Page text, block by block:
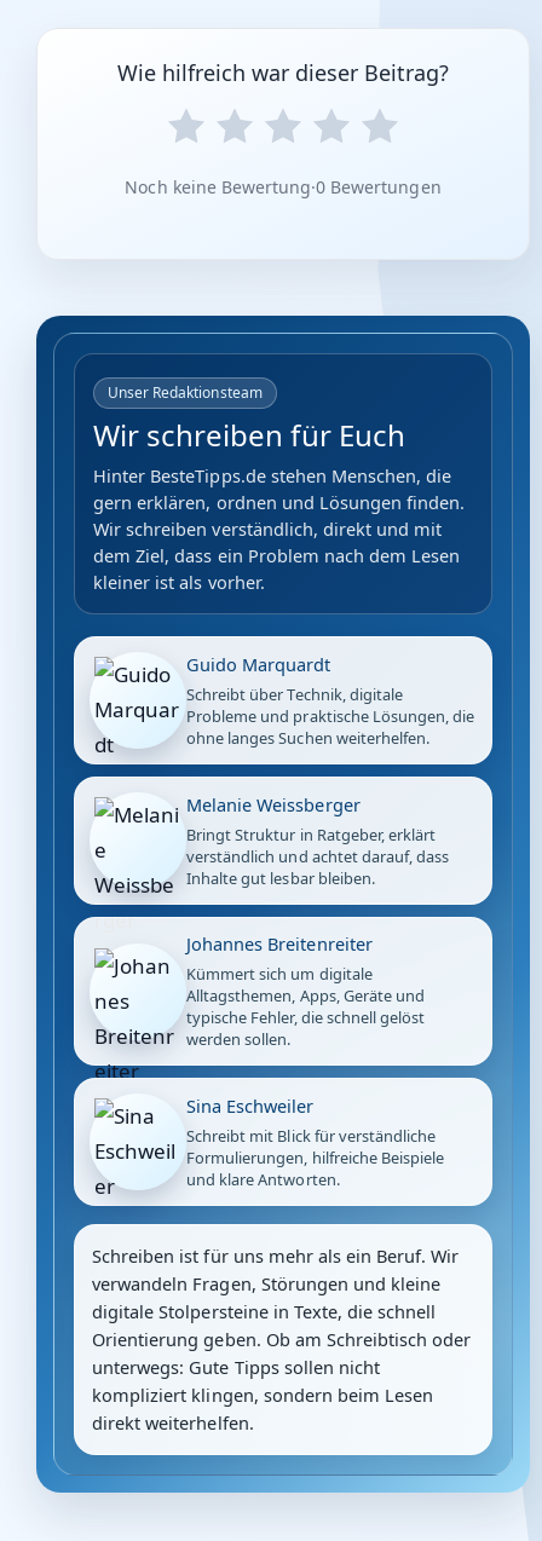
Wie hilfreich war dieser Beitrag?
Noch keine Bewertung·0 Bewertungen
Unser Redaktionsteam
Wir schreiben für Euch
Hinter BesteTipps.de stehen Menschen, die
gern erklären, ordnen und Lösungen finden.
Wir schreiben verständlich, direkt und mit
dem Ziel, dass ein Problem nach dem Lesen
kleiner ist als vorher.
Guido Marquardt
Schreibt über Technik, digitale
Probleme und praktische Lösungen, die
ohne langes Suchen weiterhelfen.
Melanie Weissberger
Bringt Struktur in Ratgeber, erklärt
verständlich und achtet darauf, dass
Inhalte gut lesbar bleiben.
Johannes Breitenreiter
Kümmert sich um digitale
Alltagsthemen, Apps, Geräte und
typische Fehler, die schnell gelöst
werden sollen.
Sina Eschweiler
Schreibt mit Blick für verständliche
Formulierungen, hilfreiche Beispiele
und klare Antworten.
Schreiben ist für uns mehr als ein Beruf. Wir
verwandeln Fragen, Störungen und kleine
digitale Stolpersteine in Texte, die schnell
Orientierung geben. Ob am Schreibtisch oder
unterwegs: Gute Tipps sollen nicht
kompliziert klingen, sondern beim Lesen
direkt weiterhelfen.